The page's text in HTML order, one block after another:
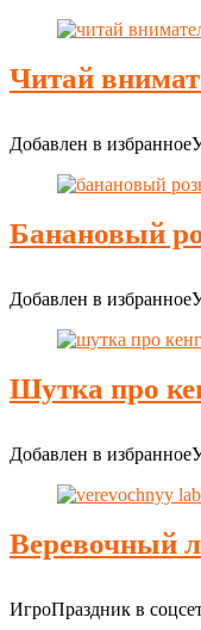
Читай
Добавлен в избранное
Банановый
Добавлен в избранное
Шутка про
Добавлен в избранное
Веревочный
ИгроПраздник в